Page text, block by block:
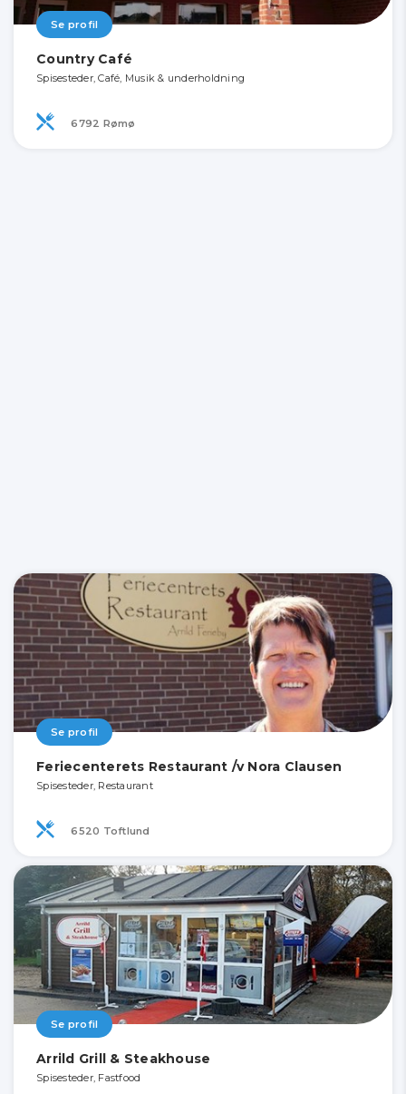
Se profil
Country Café
Spisesteder, Café, Musik & underholdning
6792 Rømø
Se profil
Feriecenterets Restaurant /v Nora Clausen
Spisesteder, Restaurant
6520 Toftlund
Se profil
Arrild Grill & Steakhouse
Spisesteder, Fastfood